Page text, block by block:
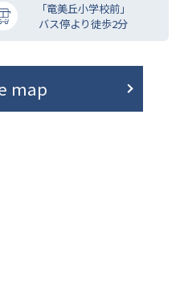
「竜美丘小学校前」
バス停より徒歩2分
map